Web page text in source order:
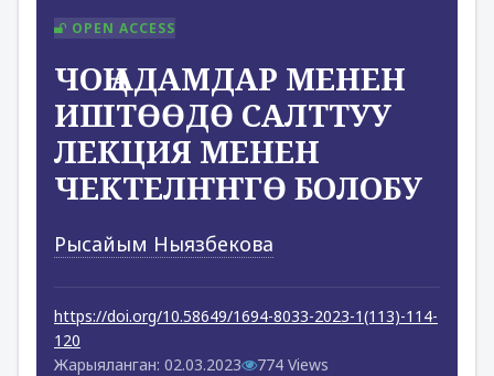
OPEN ACCESS
ЧОҢ АДАМДАР МЕНЕН
ИШТӨӨДӨ САЛТТУУ
ЛЕКЦИЯ МЕНЕН
ЧЕКТЕЛҤҤГӨ БОЛОБУ
Рысайым Ныязбекова
https://doi.org/10.58649/1694-8033-2023-1(113)-114-
120
Жарыяланган: 02.03.2023
774 Views